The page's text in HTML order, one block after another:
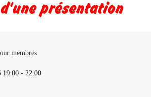
présentation
membres
19:00- 22:00